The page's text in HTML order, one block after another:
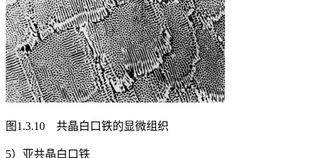
图1.3.10 共晶白口铁的显微组织
5）亚共晶白口铁